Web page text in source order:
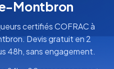
Montbron
certifiés COFRAC à
Devis gratuit en 2
48h, sans engagement.